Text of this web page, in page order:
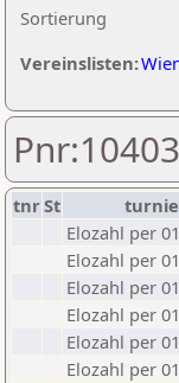
Sortierung
Vereinslisten:
tnrSt
Elozahl per
Elozahl per
Elozahl per
Elozahl per
Elozahl per
Elozahl per